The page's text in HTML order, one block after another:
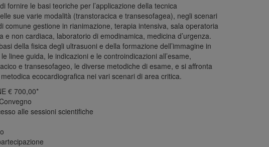
fornire le basi teoriche per l’applicazione della tecnica
sue varie modalità (transtoracica e transesofagea), negli scenari
comune gestione in rianimazione, terapia intensiva, sala operatoria
e non cardiaca, laboratorio di emodinamica, medicina d’urgenza.
della fisica degli ultrasuoni e della formazione dell’immagine in
linee guida, le indicazioni e le controindicazioni all’esame,
e transesofageo, le diverse metodiche di esame, e si affronta
metodica ecocardiografica nei vari scenari di area critica.
€ 700,00*
alle sessioni scientifiche